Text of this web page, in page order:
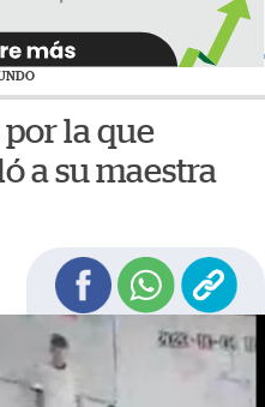
por la que
a su maestra